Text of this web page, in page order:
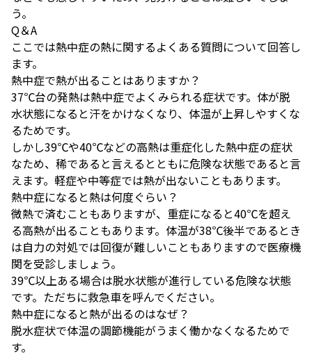
う。
Q＆A
ここでは熱中症の熱に関するよくある質問について回答し
ます。
熱中症で熱が出ることはありますか？
37℃台の発熱は熱中症でよくみられる症状です。体が脱
水状態になると汗をかけなくなり、体温が上昇しやすくな
るためです。
しかし39℃や40℃などの高熱は重症化した熱中症の症状
なため、稀であると言えるとともに危険な状態であると言
えます。軽症や中等症では熱が出ないこともあります。
熱中症になると熱は何度ぐらい？
微熱で済むこともありますが、重症になると40℃を超え
る高熱が出ることもあります。体温が38℃後半であるとき
は自力の対処では回復が難しいこともありますので医療機
関を受診しましょう。
39℃以上ある場合は脱水状態が進行している危険な状態
です。ただちに救急車を呼んでください。
熱中症になると熱が出るのはなぜ？
脱水症状で体温の調節機能がうまく働かなくなるためで
す。